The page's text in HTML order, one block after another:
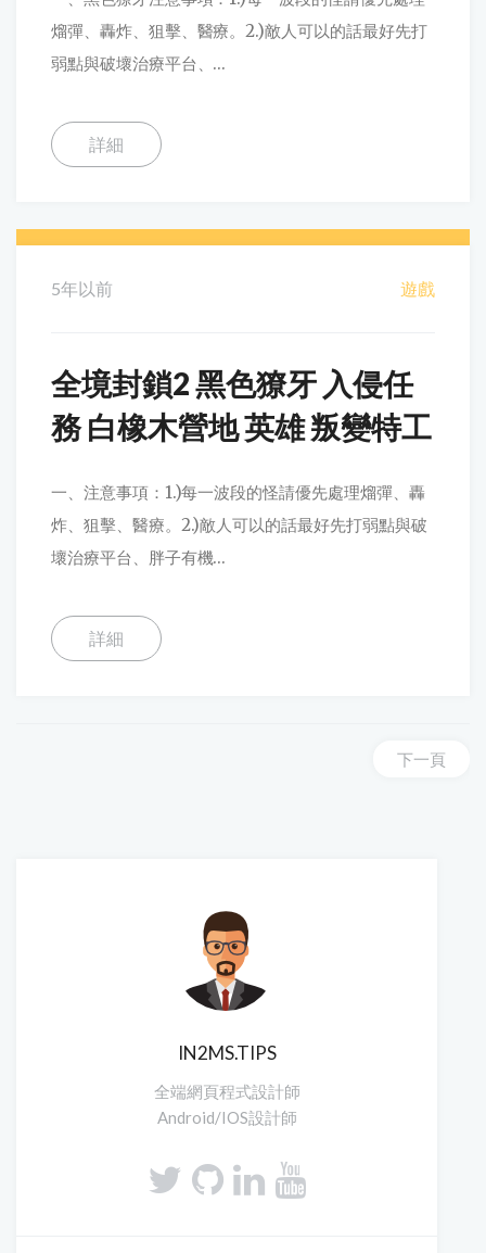
熘彈、轟炸、狙擊、醫療。2.)敵人可以的話最好先打
弱點與破壞治療平台、...
詳細
5年以前 遊戲
全境封鎖2 黑色獠牙 入侵任
務 白橡木營地 英雄 叛變特工
一、注意事項：1.)每一波段的怪請優先處理熘彈、轟
炸、狙擊、醫療。2.)敵人可以的話最好先打弱點與破
壞治療平台、胖子有機...
詳細
下一頁
IN2MS.TIPS
全端網頁程式設計師
Android/IOS設計師